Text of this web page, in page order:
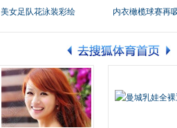
美女足队花泳装彩绘 内衣橄榄球赛再